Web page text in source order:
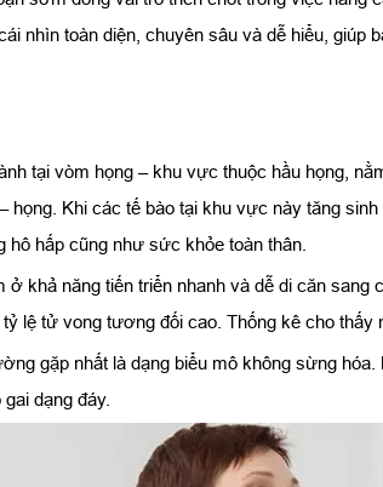
nhìn toàn diện, chuyên sâu và dễ hiểu, giúp
tại vòm họng – khu vực thuộc hầu họng,
họng. Khi các tế bào tại khu vực này tăng
hấp cũng như sức khỏe toàn thân.
khả năng tiến triển nhanh và dễ di căn
lệ tử vong tương đối cao. Thống kê cho
gặp nhất là dạng biểu mô không sừng
dạng đáy.